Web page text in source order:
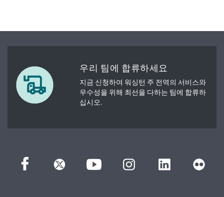
우리 팀에 합류하세요
지금 신청하여 워싱턴 주 전역의 서비스와
우수성을 위해 최선을 다하는 팀에 합류하
십시오.